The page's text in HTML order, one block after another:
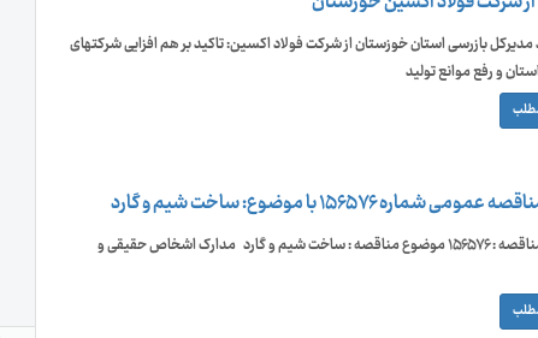
مدیرکل بازرسی استان خوزستان از شرکت فولاد اکسین: تاکید بر هم افزایی شرکتهای
و رفع موانع تولید
شماره ۱۵۶۵۷۶ با موضوع: ساخت شیم و گارد
شماره مناقصه : ۱۵۶۵۷۶ موضوع مناقصه : ساخت شیم و گارد مدارک اشخاص حقیقی و